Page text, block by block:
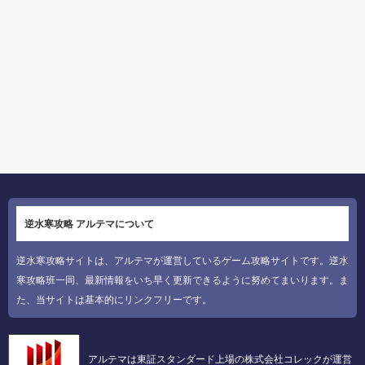
逆水寒攻略 アルテマについて
逆水寒攻略サイトは、アルテマが運営しているゲーム攻略サイトです。逆水
寒攻略班一同、最新情報をいち早く更新できるように努めてまいります。ま
た、当サイトは基本的にリンクフリーです。
アルテマは東証スタンダード上場の株式会社コレックが運営